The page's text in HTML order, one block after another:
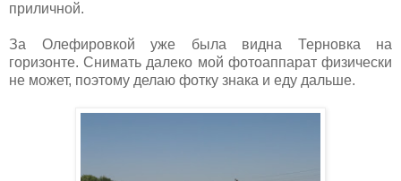
приличной.
За Олефировкой уже была видна Терновка на
горизонте. Снимать далеко мой фотоаппарат физически
не может, поэтому делаю фотку знака и еду дальше.